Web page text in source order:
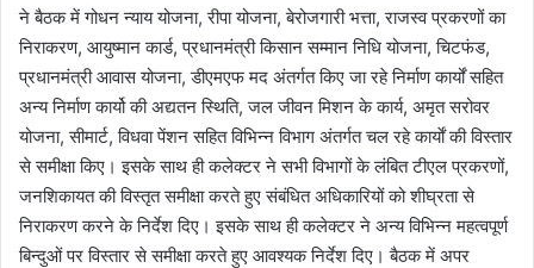
ने बैठक में गोधन न्याय योजना, रीपा योजना, बेरोजगारी भत्ता, राजस्व प्रकरणों का
निराकरण, आयुष्मान कार्ड, प्रधानमंत्री किसान सम्मान निधि योजना, चिटफंड,
प्रधानमंत्री आवास योजना, डीएमएफ मद अंतर्गत किए जा रहे निर्माण कार्यों सहित
अन्य निर्माण कार्यो की अद्यतन स्थिति, जल जीवन मिशन के कार्य, अमृत सरोवर
योजना, सीमार्ट, विधवा पेंशन सहित विभिन्न विभाग अंतर्गत चल रहे कार्याें की विस्तार
से समीक्षा किए। इसके साथ ही कलेक्टर ने सभी विभागों के लंबित टीएल प्रकरणों,
जनशिकायत की विस्तृत समीक्षा करते हुए संबंधित अधिकारियों को शीघ्रता से
निराकरण करने के निर्देश दिए। इसके साथ ही कलेक्टर ने अन्य विभिन्न महत्वपूर्ण
बिन्दुओं पर विस्तार से समीक्षा करते हुए आवश्यक निर्देश दिए। बैठक में अपर